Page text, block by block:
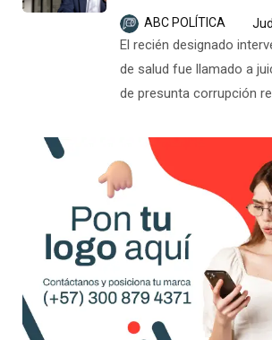
ABC POLÍTICA
El recién designado
de salud fue llamado a
de presunta corrupción